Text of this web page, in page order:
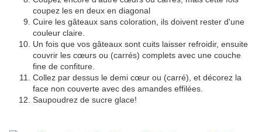
coupez les en deux en diagonal
Cuire les gâteaux sans coloration, ils doivent rester d'une
couleur claire.
Un fois que vos gâteaux sont cuits laisser refroidir, ensuite
couvrir les cœurs ou (carrés) complets avec une couche
fine de confiture.
Collez par dessus le demi cœur ou (carré), et décorez la
face non couverte avec des amandes effilées.
Saupoudrez de sucre glace!